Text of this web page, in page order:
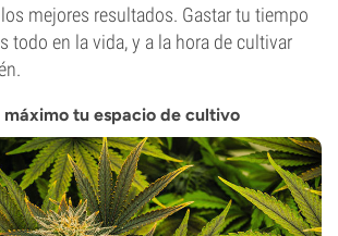
mejores resultados. Gastar tu tiempo
todo en la vida, y a la hora de cultivar
tu espacio de cultivo